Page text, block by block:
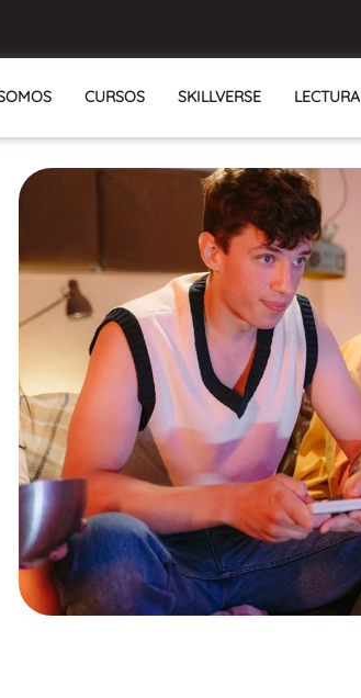
CURSOS SKILLVERSE LECTURA